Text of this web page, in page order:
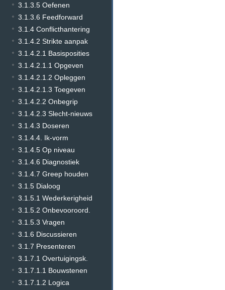
3.1.3.5 Oefenen
3.1.3.6 Feedforward
3.1.4 Conflicthantering
3.1.4.2 Strikte aanpak
3.1.4.2.1 Basisposities
3.1.4.2.1.1 Opgeven
3.1.4.2.1.2 Opleggen
3.1.4.2.1.3 Toegeven
3.1.4.2.2 Onbegrip
3.1.4.2.3 Slecht-nieuws
3.1.4.3 Doseren
3.1.4.4. Ik-vorm
3.1.4.5 Op niveau
3.1.4.6 Diagnostiek
3.1.4.7 Greep houden
3.1.5 Dialoog
3.1.5.1 Wederkerigheid
3.1.5.2 Onbevooroord.
3.1.5.3 Vragen
3.1.6 Discussieren
3.1.7 Presenteren
3.1.7.1 Overtuigingsk.
3.1.7.1.1 Bouwstenen
3.1.7.1.2 Logica